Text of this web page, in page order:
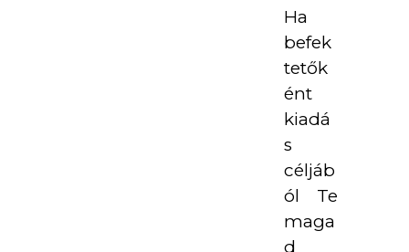
Ha
befek
tetők
ént
kiadá
s
céljáb
ól Te
maga
d